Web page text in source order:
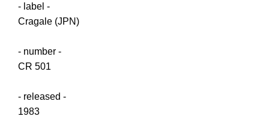
- label -
Cragale (JPN)
- number -
CR 501
- released -
1983